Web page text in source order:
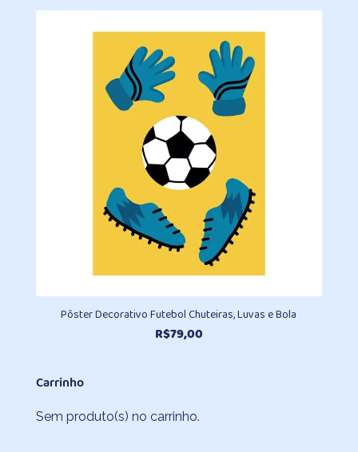
preço:
R$144,00
através
R$261,70
Pôster Decorativo Futebol Chuteiras, Luvas e Bola
R$79,00
Carrinho
Sem produto(s) no carrinho.